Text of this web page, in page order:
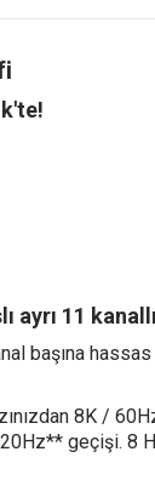
ayrı 11
başına
8K /
geçişi. 8